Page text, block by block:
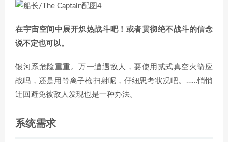
在宇宙空间中展开炽热战斗吧！或者贯彻绝不战斗的信念
说不定也可以。
银河系危险重重。万一遭遇敌人，要使用贰式真空火箭应
战吗，还是用等离子枪扫射呢，仔细思考状况吧。……悄悄
迂回避免被敌人发现也是一种办法。
系统需求